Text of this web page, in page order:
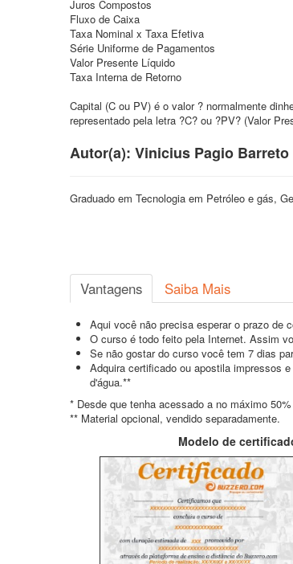
Juros Compostos
Fluxo de Caixa
Taxa Nominal x Taxa Efetiva
Série Uniforme de Pagamentos
Valor Presente Líquido
Taxa Interna de Retorno
Capital (C ou PV) é o valor ? normalmente
representado pela letra ?C? ou ?PV? (Valor
Autor(a): Vinicius Pagio
Graduado em Tecnologia em Petróleo e gás,
Vantagens Saiba Mais
Aqui você não precisa esperar o prazo de
O curso é todo feito pela Internet. Assim
Se não gostar do curso você tem 7 dias
Adquira certificado ou apostila impressos
d'água.**
* Desde que tenha acessado a no máximo
** Material opcional, vendido separadamente.
Modelo de